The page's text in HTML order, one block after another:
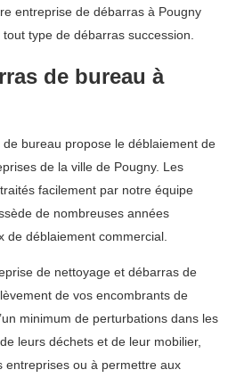
entreprise de débarras à Pougny
type de débarras succession.
de bureau à
bureau propose le déblaiement de
de la ville de Pougny. Les
facilement par notre équipe
de nombreuses années
de déblaiement commercial.
de nettoyage et débarras de
de vos encombrants de
minimum de perturbations dans les
leurs déchets et de leur mobilier,
entreprises ou à permettre aux